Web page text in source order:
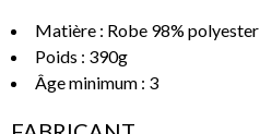
Matière : Robe 98%
Poids : 390g
Âge minimum : 3